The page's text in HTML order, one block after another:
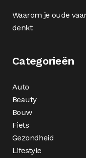
Waarom je oude
denkt
Categorieën
Auto
Beauty
Bouw
Fiets
Gezondheid
Lifestyle